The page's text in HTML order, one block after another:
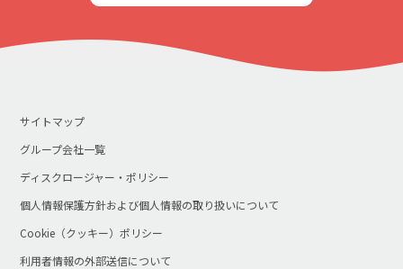
サイトマップ
グループ会社一覧
ディスクロージャー・ポリシー
個人情報保護方針および個人情報の取り扱いについて
Cookie（クッキー）ポリシー
利用者情報の外部送信について